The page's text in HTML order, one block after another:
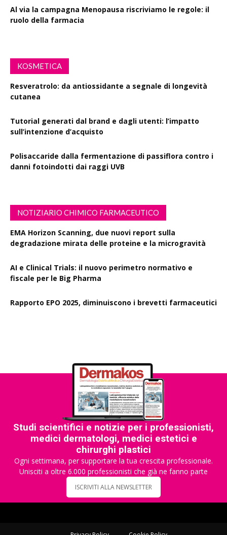
Al via la campagna Menopausa riscriviamo le regole: il
ruolo della farmacia
KOSMETICA
Resveratrolo: da antiossidante a segnale di longevità
cutanea
Tutorial generati dal brand e dagli utenti: l’impatto
sull’intenzione d’acquisto
Polisaccaride dalla fermentazione di passiflora contro i
danni fotoindotti dai raggi UVB
NOTIZIARIO CHIMICO FARMACEUTICO
EMA Horizon Scanning, due nuovi report sulla
degradazione mirata delle proteine e la microgravità
AI e Clinical Trials: il nuovo perimetro normativo e
fiscale per le Big Pharma
Rapporto EPO 2025, diminuiscono i brevetti farmaceutici
Studi scientifici e notizie per i professionisti,
medici dermatologi, medici estetici e
chirurghi plastici
Ogni settimana, per supportare la tua crescita professionale.
Unisciti a oltre 6.000 professionisti che già ne fanno parte
ISCRIVITI ALLA NEWSLETTER